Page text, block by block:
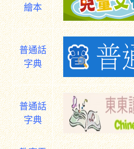
繪本
普通話
字典
普通話
字典